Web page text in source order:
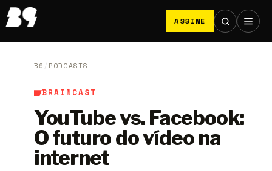
ASSINE
B9 / PODCASTS
BRAINCAST
YouTube vs. Facebook:
O futuro do vídeo na
internet